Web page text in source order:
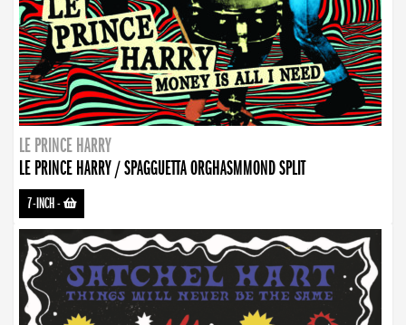
LE PRINCE HARRY
LE PRINCE HARRY / SPAGGUETTA ORGHASMMOND SPLIT
7-INCH-